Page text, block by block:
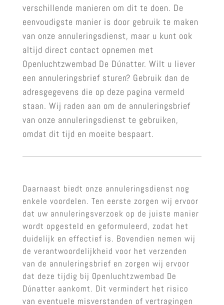
verschillende manieren om dit te doen. De
eenvoudigste manier is door gebruik te maken
van onze annuleringsdienst, maar u kunt ook
altijd direct contact opnemen met
Openluchtzwembad De Dúnatter. Wilt u liever
een annuleringsbrief sturen? Gebruik dan de
adresgegevens die op deze pagina vermeld
staan. Wij raden aan om de annuleringsbrief
van onze annuleringsdienst te gebruiken,
omdat dit tijd en moeite bespaart.
Daarnaast biedt onze annuleringsdienst nog
enkele voordelen. Ten eerste zorgen wij ervoor
dat uw annuleringsverzoek op de juiste manier
wordt opgesteld en geformuleerd, zodat het
duidelijk en effectief is. Bovendien nemen wij
de verantwoordelijkheid voor het verzenden
van de annuleringsbrief en zorgen wij ervoor
dat deze tijdig bij Openluchtzwembad De
Dúnatter aankomt. Dit vermindert het risico
van eventuele misverstanden of vertragingen